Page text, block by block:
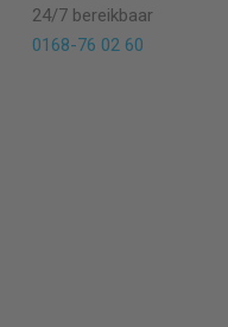
24/7 bereikbaar
0168-76 02 60